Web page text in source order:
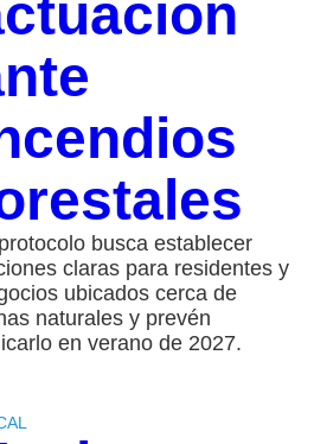
busca establecer
claras para residentes y
ubicados cerca de
naturales y prevén
en verano de 2027.